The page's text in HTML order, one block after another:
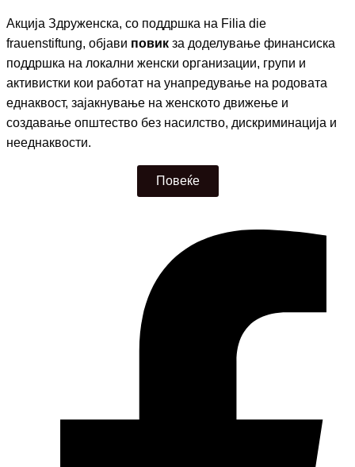
Акција Здруженска, со поддршка на Filia die
frauenstiftung, објави повик за доделување финансиска
поддршка на локални женски организации, групи и
активистки кои работат на унапредување на родовата
еднаквост, зајакнување на женското движење и
создавање општество без насилство, дискриминација и
нееднаквости.
Повеќе